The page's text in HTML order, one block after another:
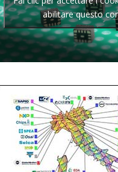
abilitare questo